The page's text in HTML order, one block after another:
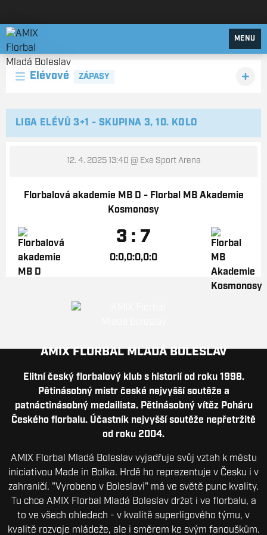
AMIX Florbal Mladá Boleslav
MENU
Elévové ZÁPASY
LIGA ELÉVŮ 3+1 - SKUPINA 3, 10. KOLO
12. 4. 2025 13:40 @ Exe Sport Arena
Florbalová akademie MB D - Florbal MB Akademie
Kosmonosy
3 : 7
0:0,0:0,0:0
AMIX FLORBAL MLADÁ BOLESLAV
Elitní český florbalový klub s historií od roku 1998.
Pětinásobný mistr české nejvyšší soutěže a
patnáctinásobný medailista. Pětinásobný vítěz Poháru
Českého florbalu. Účastník nejvyšší soutěže nepřetržitě
od roku 2004.
AMIX Florbal Mladá Boleslav vyjadřuje svůj vztah k městu
iniciativou Made in Bolka. Hrdě ho reprezentuje v Česku i v
zahraničí. "Vyrobeno v Boleslavi" má ve světě punc kvality.
Tu chce AMIX Florbal Mladá Boleslav držet i ve florbalu, a
to ve všech ohledech - v kvalitě superligového týmu, v
kvalitě rozvoje mládeže, ale i směrem ke svým fanouškům.